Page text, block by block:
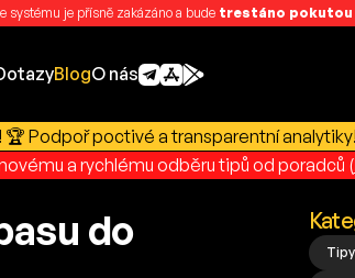
je přísně zakázáno a bude trestáno pokutou
BlogO nás
Podpoř poctivé a transparentní
a rychlému odběru tipů od poradců (
do